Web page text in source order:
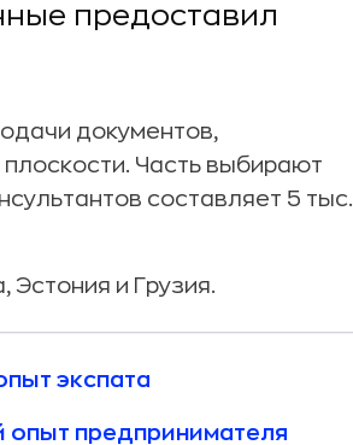
предоставил
документов,
Часть выбирают
составляет 5 тыс.
и Грузия.
экспата
опыт предпринимателя